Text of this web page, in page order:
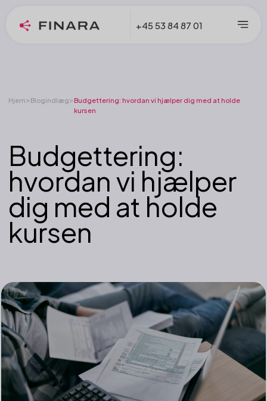
+45 53 84 87 01
Hjem>Blogindlæg>Budgettering: hvordan vi hjælper dig med at holde
kursen
Budgettering:
hvordan vi hjælper
dig med at holde
kursen